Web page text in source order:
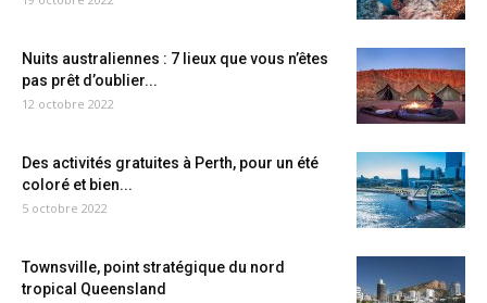
Nuits australiennes : 7 lieux que vous n’êtes
pas prêt d’oublier...
12 octobre 2022
Des activités gratuites à Perth, pour un été
coloré et bien...
5 octobre 2022
Townsville, point stratégique du nord
tropical Queensland